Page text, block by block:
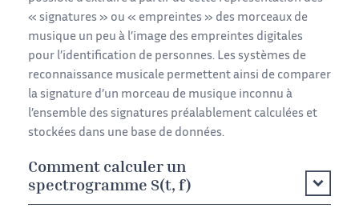
« signatures » ou « empreintes » des morceaux de
musique un peu à l’image des empreintes digitales
pour l’identification de personnes. Les systèmes de
reconnaissance musicale permettent ainsi de comparer
la signature d’un morceau de musique inconnu à
l’ensemble des signatures préalablement calculées et
stockées dans une base de données.
Comment calculer un
spectrogramme S(t, f)